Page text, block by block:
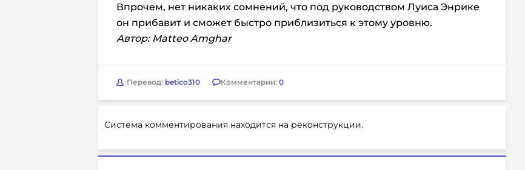
Впрочем, нет никаких сомнений, что под руководством Луиса Энрике
он прибавит и сможет быстро приблизиться к этому уровню.
Автор: Matteo Amghar
Перевод: betico310 Комментарии: 0
Система комментирования находится на реконструкции.